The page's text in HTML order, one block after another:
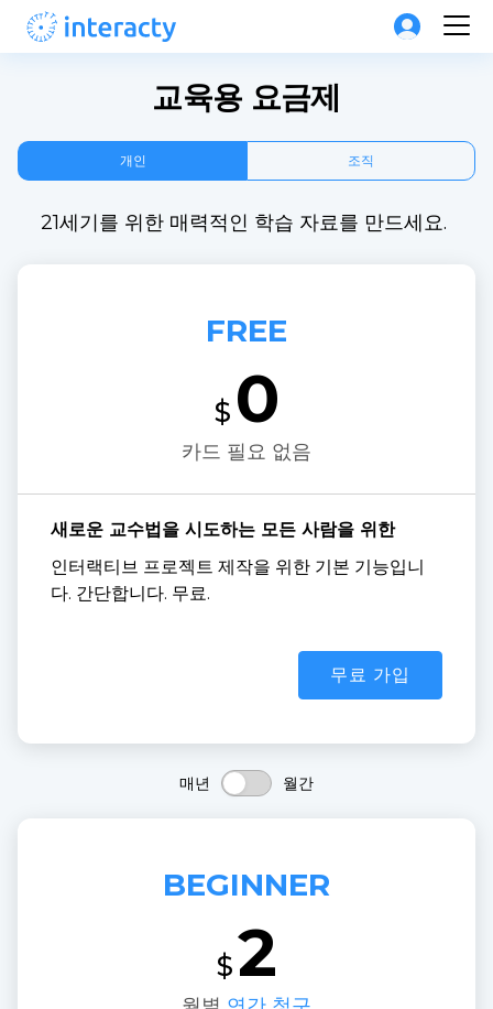
교육용 요금제
개인 조직
21세기를 위한 매력적인 학습 자료를 만드세요.
FREE
$ 0
카드 필요 없음
새로운 교수법을 시도하는 모든 사람을 위한
인터랙티브 프로젝트 제작을 위한 기본 기능입니
다. 간단합니다. 무료.
무료 가입
매년 월간
BEGINNER
$2